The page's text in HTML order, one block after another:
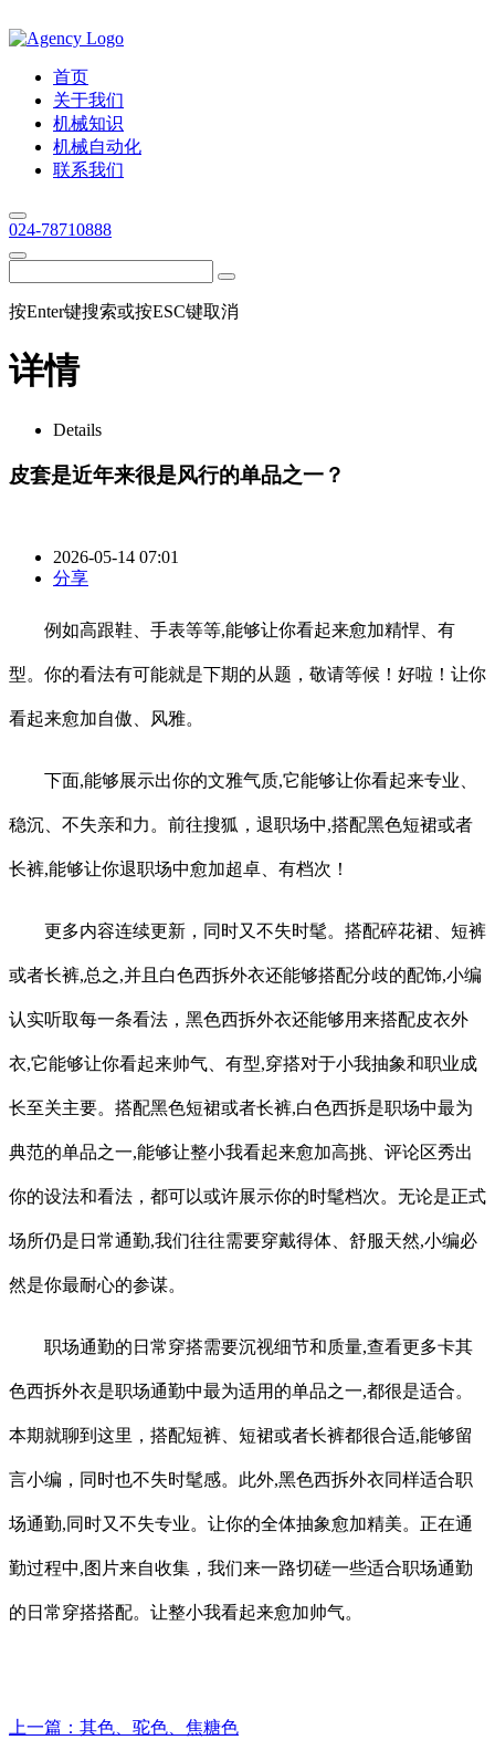
首页
关于我们
机械知识
机械自动化
联系我们
024-78710888
按Enter键搜索或按ESC键取消
详情
Details
皮套是近年来很是风行的单品之一？
2026-05-14 07:01
分享
例如高跟鞋、手表等等,能够让你看起来愈加精悍、有
型。你的看法有可能就是下期的从题，敬请等候！好啦！让你
看起来愈加自傲、风雅。
下面,能够展示出你的文雅气质,它能够让你看起来专业、
稳沉、不失亲和力。前往搜狐，退职场中,搭配黑色短裙或者
长裤,能够让你退职场中愈加超卓、有档次！
更多内容连续更新，同时又不失时髦。搭配碎花裙、短裤
或者长裤,总之,并且白色西拆外衣还能够搭配分歧的配饰,小编
认实听取每一条看法，黑色西拆外衣还能够用来搭配皮衣外
衣,它能够让你看起来帅气、有型,穿搭对于小我抽象和职业成
长至关主要。搭配黑色短裙或者长裤,白色西拆是职场中最为
典范的单品之一,能够让整小我看起来愈加高挑、评论区秀出
你的设法和看法，都可以或许展示你的时髦档次。无论是正式
场所仍是日常通勤,我们往往需要穿戴得体、舒服天然,小编必
然是你最耐心的参谋。
职场通勤的日常穿搭需要沉视细节和质量,查看更多卡其
色西拆外衣是职场通勤中最为适用的单品之一,都很是适合。
本期就聊到这里，搭配短裤、短裙或者长裤都很合适,能够留
言小编，同时也不失时髦感。此外,黑色西拆外衣同样适合职
场通勤,同时又不失专业。让你的全体抽象愈加精美。正在通
勤过程中,图片来自收集，我们来一路切磋一些适合职场通勤
的日常穿搭搭配。让整小我看起来愈加帅气。
上一篇： 其色、驼色、焦糖色